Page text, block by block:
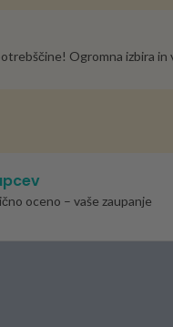
Ogromna izbira
oceno – vaše zaupanje